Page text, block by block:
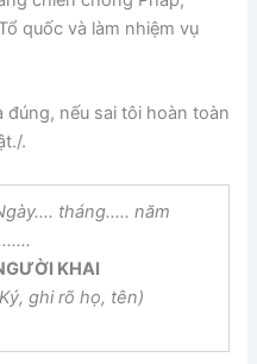
quốc và làm nhiệm vụ
đúng, nếu sai tôi hoàn toàn
.
tháng….. năm
KHAI
ý, ghi rõ họ, tên)